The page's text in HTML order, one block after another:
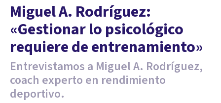
Miguel A. Rodríguez:
«Gestionar lo psicológico
requiere de entrenamiento»
Entrevistamos a Miguel A. Rodríguez,
coach experto en rendimiento
deportivo.